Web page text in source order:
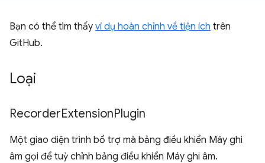
Bạn có thể tìm thấy ví dụ hoàn chỉnh về tiện ích trên
GitHub.
Loại
RecorderExtensionPlugin
Một giao diện trình bổ trợ mà bảng điều khiển Máy ghi
âm gọi để tuỳ chỉnh bảng điều khiển Máy ghi âm.